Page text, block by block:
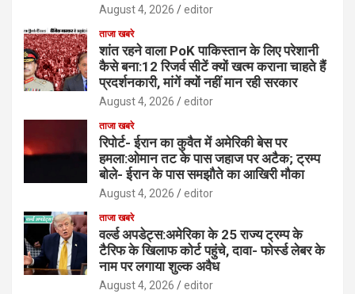
August 4, 2026 editor
ताजा खबरे
शांत रहने वाला PoK पाकिस्तान के लिए परेशानी
कैसे बना:12 रिजर्व सीटें क्यों खत्म कराना चाहते हैं
प्रदर्शनकारी, मांगें क्यों नहीं मान रही सरकार
August 4, 2026 editor
ताजा खबरे
रिपोर्ट- ईरान का कुवैत में अमेरिकी बेस पर
हमला:ओमान तट के पास जहाज पर अटैक; ट्रम्प
बोले- ईरान के पास समझौते का आखिरी मौका
August 4, 2026 editor
ताजा खबरे
वर्ल्ड अपडेट्स:अमेरिका के 25 राज्य ट्रम्प के
टैरिफ के खिलाफ कोर्ट पहुंचे, दावा- फोर्स्ड लेबर के
नाम पर लगाया शुल्क अवैध
August 4, 2026 editor